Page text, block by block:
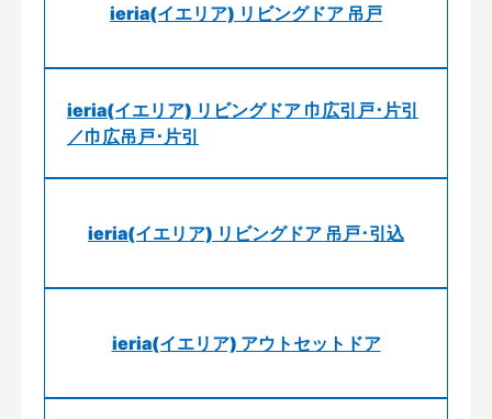
ieria(イエリア) リビングドア 吊戸
ieria(イエリア) リビングドア 巾広引戸･片引
／巾広吊戸･片引
ieria(イエリア) リビングドア 吊戸･引込
ieria(イエリア) アウトセットドア